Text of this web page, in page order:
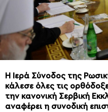
Η Ιερά Σύνοδος της
κάλεσε όλες τις
την κανονική Σερβική
αναφέρει η συνοδική